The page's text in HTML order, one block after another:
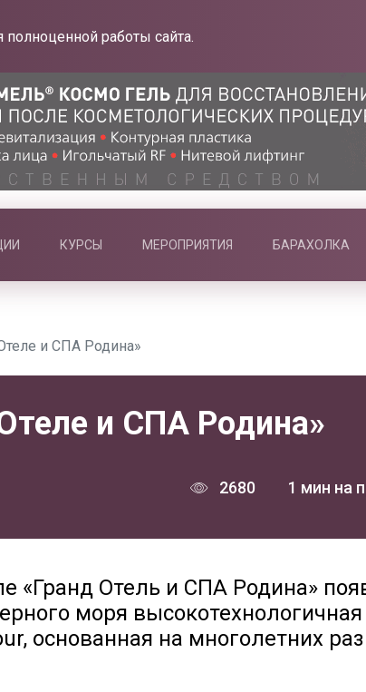
работы сайта.
КУРСЫ МЕРОПРИЯТИЯ БАРАХОЛКА
и СПА Родина»
и СПА Родина»
2680 1 мин на
«Гранд Отель и СПА Родина»
моря
основанная на многолетних